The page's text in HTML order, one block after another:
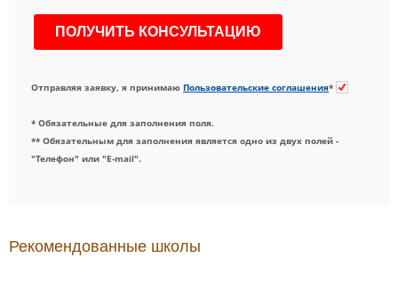
Отправляя заявку, я принимаю Пользовательские соглашения*
* Обязательные для заполнения поля.
** Обязательным для заполнения является одно из двух полей -
"Телефон" или "E-mail".
Рекомендованные школы